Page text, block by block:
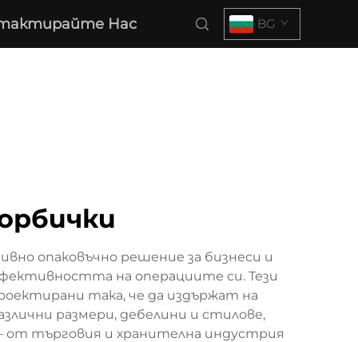
Нас BG
опаковъчно решение за бизнеси и
на операциите си. Тези
така, че да издържат на
размери, дебелини и стилове,
търговия и хранителна индустрия